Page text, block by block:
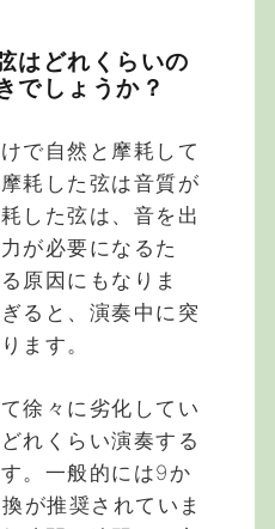
はどれくらいの
でしょうか？
で自然と摩耗して
耗した弦は音質が
した弦は、音を出
が必要になるた
原因にもなりま
ると、演奏中に突
ます。
徐々に劣化してい
れくらい演奏する
。一般的には9か
が推奨されていま